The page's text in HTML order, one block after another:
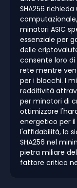
SHA256
minatori ASIC
essenziale per
delle
consente loro
rete mentre
per i blocchi. I
redditività
per minatori di
ottimizzare
energetico per
l'affidabilità, la
SHA256 nel
pietra miliare
fattore critico